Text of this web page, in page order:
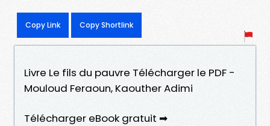
Copy Link Copy Shortlink
Livre Le fils du pauvre Télécharger le PDF -
Mouloud Feraoun, Kaouther Adimi
Télécharger eBook gratuit ➡